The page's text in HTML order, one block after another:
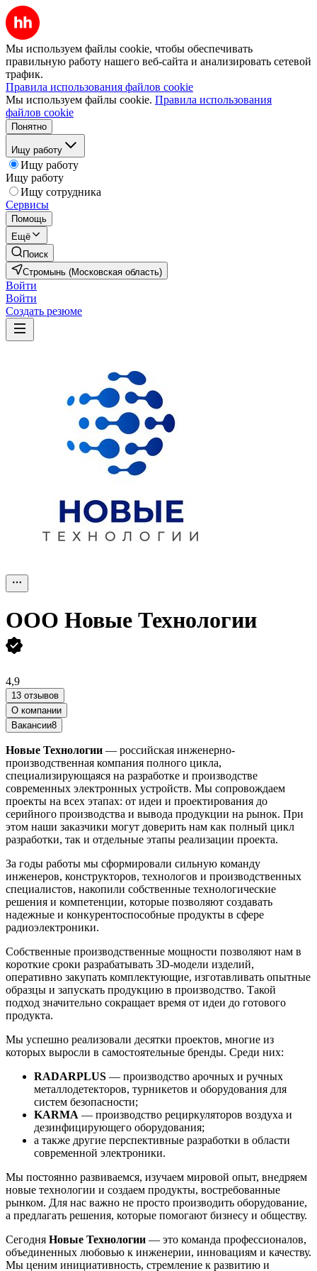
Мы используем файлы cookie, чтобы обеспечивать
правильную работу нашего веб-сайта и анализировать сетевой
трафик.
Правила использования файлов cookie
Мы используем файлы cookie. Правила использования
файлов cookie
Понятно
Ищу работу
Ищу работу
Ищу работу
Ищу сотрудника
Сервисы
Помощь
Ещё
Поиск
Стромынь (Московская область)
Войти
Войти
Создать резюме
ООО Новые Технологии
4,9
13 отзывов
О компании
Вакансии8
Новые Технологии — российская инженерно-
производственная компания полного цикла,
специализирующаяся на разработке и производстве
современных электронных устройств. Мы сопровождаем
проекты на всех этапах: от идеи и проектирования до
серийного производства и вывода продукции на рынок. При
этом наши заказчики могут доверить нам как полный цикл
разработки, так и отдельные этапы реализации проекта.
За годы работы мы сформировали сильную команду
инженеров, конструкторов, технологов и производственных
специалистов, накопили собственные технологические
решения и компетенции, которые позволяют создавать
надежные и конкурентоспособные продукты в сфере
радиоэлектроники.
Собственные производственные мощности позволяют нам в
короткие сроки разрабатывать 3D-модели изделий,
оперативно закупать комплектующие, изготавливать опытные
образцы и запускать продукцию в производство. Такой
подход значительно сокращает время от идеи до готового
продукта.
Мы успешно реализовали десятки проектов, многие из
которых выросли в самостоятельные бренды. Среди них:
RADARPLUS — производство арочных и ручных
металлодетекторов, турникетов и оборудования для
систем безопасности;
KARMA — производство рециркуляторов воздуха и
дезинфицирующего оборудования;
а также другие перспективные разработки в области
современной электроники.
Мы постоянно развиваемся, изучаем мировой опыт, внедряем
новые технологии и создаем продукты, востребованные
рынком. Для нас важно не просто производить оборудование,
а предлагать решения, которые помогают бизнесу и обществу.
Сегодня Новые Технологии — это команда профессионалов,
объединенных любовью к инженерии, инновациям и качеству.
Мы ценим инициативность, стремление к развитию и